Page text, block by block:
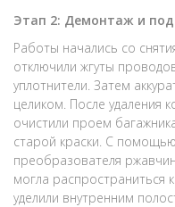
Этап 2: Демонтаж и
Работы начались со
отключили жгуты
уплотнители. Затем
целиком. После удаления
очистили проем
старой краски. С
преобразователя
могла
уделили внутренним